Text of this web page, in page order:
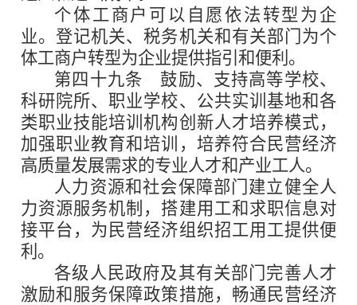
个体工商户可以自愿依法转型为企
业。登记机关、税务机关和有关部门为个
体工商户转型为企业提供指引和便利。
第四十九条 鼓励、支持高等学校、
科研院所、职业学校、公共实训基地和各
类职业技能培训机构创新人才培养模式，
加强职业教育和培训，培养符合民营经济
高质量发展需求的专业人才和产业工人。
人力资源和社会保障部门建立健全人
力资源服务机制，搭建用工和求职信息对
接平台，为民营经济组织招工用工提供便
利。
各级人民政府及其有关部门完善人才
激励和服务保障政策措施，畅通民营经济